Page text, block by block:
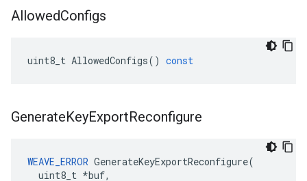
AllowedConfigs
uint8_t AllowedConfigs() const
GenerateKeyExportReconfigure
WEAVE_ERROR GenerateKeyExportReconfigure(
  uint8_t *buf,